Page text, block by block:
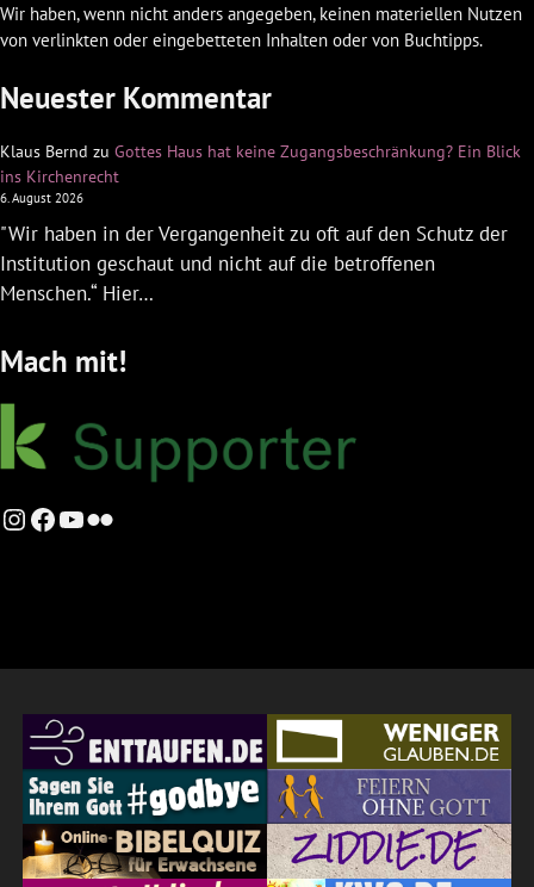
Wir haben, wenn nicht anders angegeben, keinen materiellen Nutzen
von verlinkten oder eingebetteten Inhalten oder von Buchtipps.
Neuester Kommentar
Klaus Bernd zu Gottes Haus hat keine Zugangsbeschränkung? Ein Blick
ins Kirchenrecht
6. August 2026
"Wir haben in der Vergangenheit zu oft auf den Schutz der
Institution geschaut und nicht auf die betroffenen
Menschen.“ Hier…
Mach mit!
Instagram
Facebook
YouTube
Flickr